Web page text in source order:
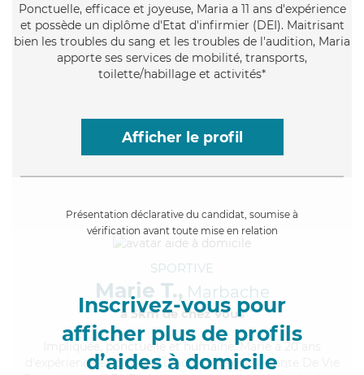
Ponctuelle, efficace et joyeuse, Maria a 11 ans d'expérience
et possède un diplôme d'Etat d'infirmier (DEI). Maitrisant
bien les troubles du sang et les troubles de l'audition, Maria
apporte ses services de mobilité, transports,
toilette/habillage et activités*
Afficher le profil
Présentation déclarative du candidat, soumise à
vérification avant toute mise en relation
Inscrivez-vous pour
afficher plus de profils
d’aides à domicile
SPORTIVE
Marie T., Marbache
à 5km de chez Vous
, ponctuelle et humaine, Marie a 20 ans
d'expérience et possède un diplôme d'Assistante De Vie